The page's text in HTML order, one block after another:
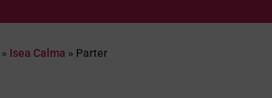
» Isea Calma » Parter